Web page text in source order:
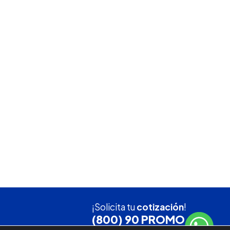
¡Solicita tucotización!
(800) 90 PROMO